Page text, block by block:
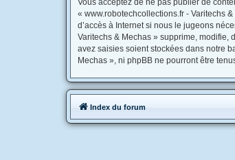
Vous acceptez de ne pas publier de
« www.robotechcollections.fr - Varitechs
d’accès à Internet si nous le jugeons
Varitechs & Mechas » supprime, modifie,
avez saisies soient stockées dans notre
Mechas », ni phpBB ne pourront être
Index du forum